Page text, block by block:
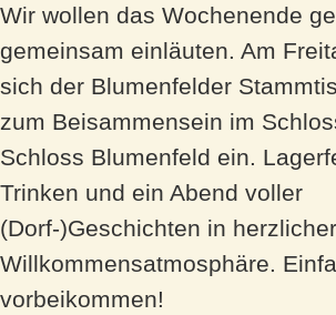
Wir wollen das Wochenende
gemeinsam einläuten. Am
sich der Blumenfelder
zum Beisammensein im
Schloss Blumenfeld ein.
Trinken und ein Abend voller
(Dorf-)Geschichten in herzlicher
Willkommensatmosphäre.
vorbeikommen!